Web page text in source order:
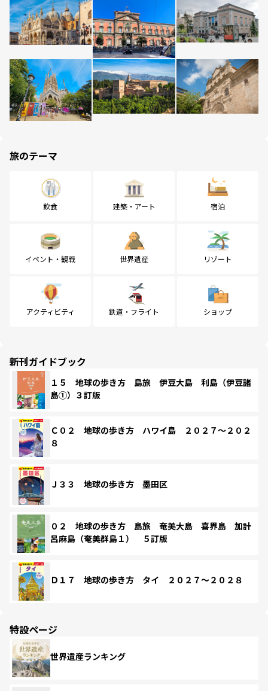
旅のテーマ
飲食 建築・アート 宿泊
イベント・観戦 世界遺産 リゾート
アクティビティ 鉄道・フライト ショップ
新刊ガイドブック
１５ 地球の歩き方 島旅 伊豆大島 利島（伊豆諸
島①）３訂版
Ｃ０２ 地球の歩き方 ハワイ島 ２０２７～２０２
８
Ｊ３３ 地球の歩き方 墨田区
０２ 地球の歩き方 島旅 奄美大島 喜界島 加計
呂麻島（奄美群島１） ５訂版
Ｄ１７ 地球の歩き方 タイ ２０２７～２０２８
特設ページ
世界遺産ランキング